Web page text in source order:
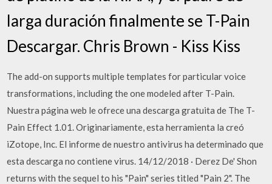
larga duración finalmente se T-Pain
Descargar. Chris Brown - Kiss Kiss
The add-on supports multiple templates for particular voice
transformations, including the one modeled after T-Pain.
Nuestra página web le ofrece una descarga gratuita de The T-
Pain Effect 1.01. Originariamente, esta herramienta la creó
iZotope, Inc. El informe de nuestro antivirus ha determinado que
esta descarga no contiene virus. 14/12/2018 · Derez De' Shon
returns with the sequel to his "Pain" series titled "Pain 2". The